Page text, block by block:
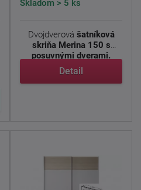
Skladom > 5 ks
Dvojdverová šatníková
skriňa Merina 150 s
posuvnými dverami.
Použitým ...
Detail